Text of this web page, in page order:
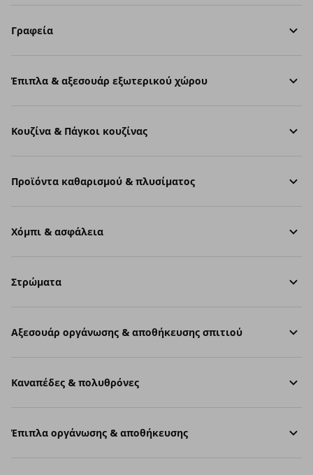
Γραφεία
Έπιπλα & αξεσουάρ εξωτερικού χώρου
Κουζίνα & Πάγκοι κουζίνας
Προϊόντα καθαρισμού & πλυσίματος
Χόμπι & ασφάλεια
Στρώματα
Aξεσουάρ οργάνωσης & αποθήκευσης σπιτιού
Καναπέδες & πολυθρόνες
Έπιπλα οργάνωσης & αποθήκευσης